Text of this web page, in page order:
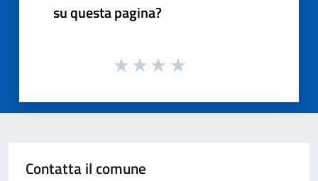
su questa pagina?
Contatta il comune